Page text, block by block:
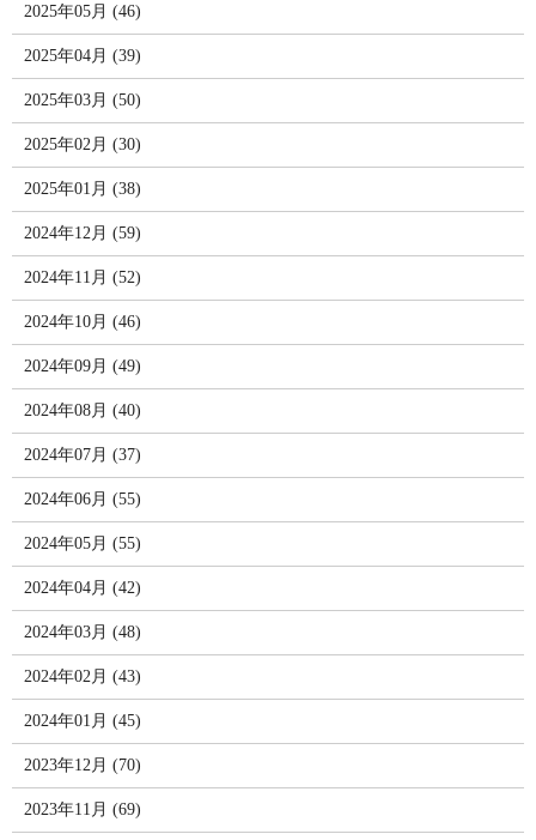
2025年05月 (46)
2025年04月 (39)
2025年03月 (50)
2025年02月 (30)
2025年01月 (38)
2024年12月 (59)
2024年11月 (52)
2024年10月 (46)
2024年09月 (49)
2024年08月 (40)
2024年07月 (37)
2024年06月 (55)
2024年05月 (55)
2024年04月 (42)
2024年03月 (48)
2024年02月 (43)
2024年01月 (45)
2023年12月 (70)
2023年11月 (69)